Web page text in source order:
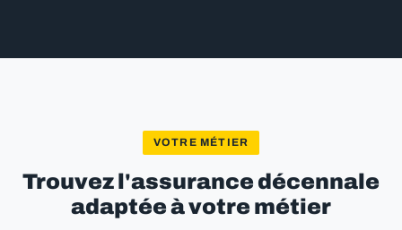
VOTRE MÉTIER
Trouvez l'assurance décennale
adaptée à votre métier